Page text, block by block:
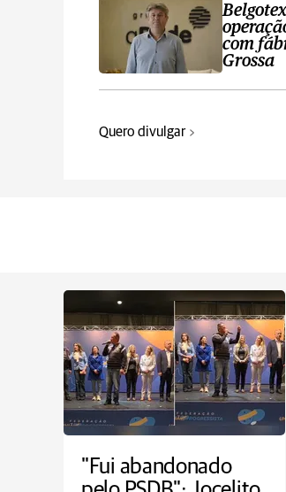
com
Grossa
Quero divulgar
"Fui abandonado